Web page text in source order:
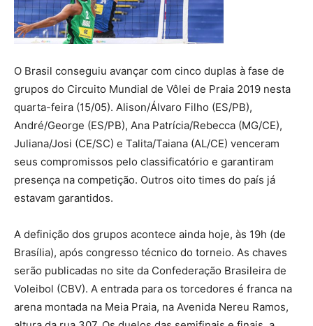
O Brasil conseguiu avançar com cinco duplas à fase de
grupos do Circuito Mundial de Vôlei de Praia 2019 nesta
quarta-feira (15/05). Alison/Álvaro Filho (ES/PB),
André/George (ES/PB), Ana Patrícia/Rebecca (MG/CE),
Juliana/Josi (CE/SC) e Talita/Taiana (AL/CE) venceram
seus compromissos pelo classificatório e garantiram
presença na competição. Outros oito times do país já
estavam garantidos.
A definição dos grupos acontece ainda hoje, às 19h (de
Brasília), após congresso técnico do torneio. As chaves
serão publicadas no site da Confederação Brasileira de
Voleibol (CBV). A entrada para os torcedores é franca na
arena montada na Meia Praia, na Avenida Nereu Ramos,